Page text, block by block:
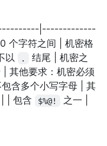
|-------------
字符之间 | 机密格
以 .
结尾 | 机密之
| 其他要求：机密必须
含多个小写字母 | 其
| | 包含 $%@!
之一 |